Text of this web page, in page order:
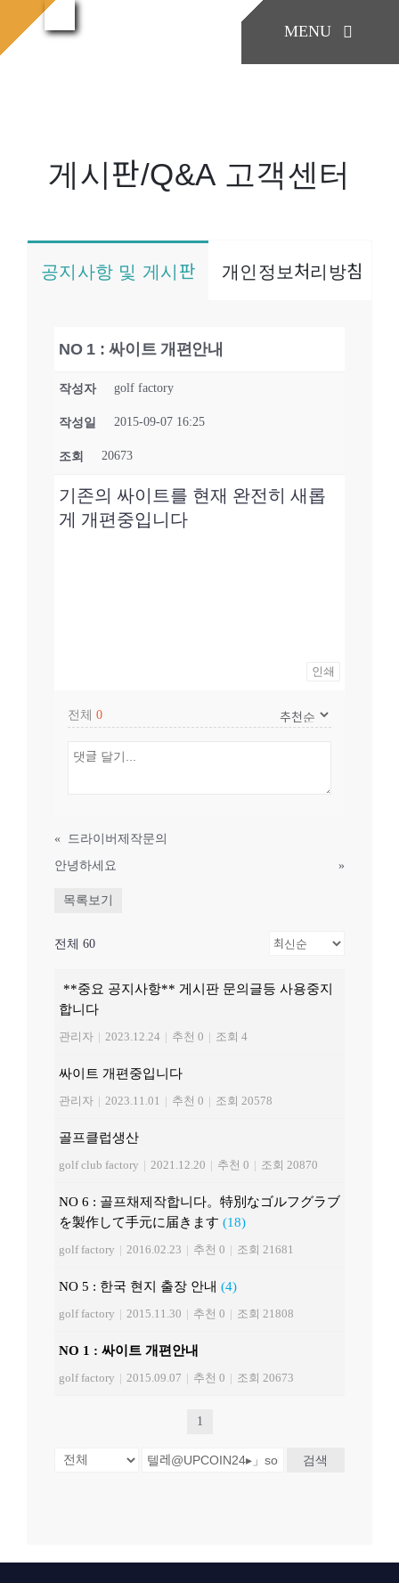
텐
MENU
COMPANY
게시판/Q&A 고객센터
공지사항 및 게시판 개인정보처리방침
NO 1 : 싸이트 개편안내
작성자 golf factory
작성일 2015-09-07 16:25
조회 20673
기존의 싸이트를 현재 완전히 새롭
게 개편중입니다
인쇄
전체 0
«
드라이버제작문의
안녕하세요
»
목록보기
전체 60
**중요 공지사항** 게시판 문의글등 사용중지
합니다
관리자 | 2023.12.24 | 추천 0 | 조회 4
싸이트 개편중입니다
관리자 | 2023.11.01 | 추천 0 | 조회 20578
골프클럽생산
golf club factory | 2021.12.20 | 추천 0 | 조회 20870
NO 6 : 골프채제작합니다。特別なゴルフグラブ
を製作して手元に届きます (18)
golf factory | 2016.02.23 | 추천 0 | 조회 21681
NO 5 : 한국 현지 출장 안내 (4)
golf factory | 2015.11.30 | 추천 0 | 조회 21808
NO 1 : 싸이트 개편안내
golf factory | 2015.09.07 | 추천 0 | 조회 20673
1
검색